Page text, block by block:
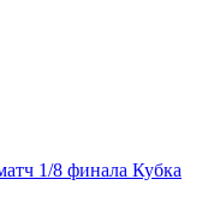
1/8 финала Кубка